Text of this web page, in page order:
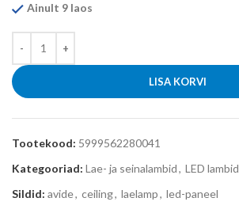
Ainult 9 laos
LISA KORVI
Tootekood: 5999562280041
Kategooriad: Lae- ja seinalambid, LED lambid
Sildid: avide, ceiling, laelamp, led-paneel